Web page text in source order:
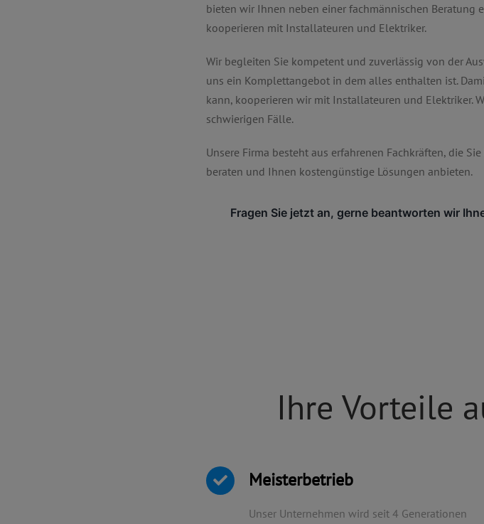
bieten wir Ihnen neben einer fachmännischen Beratung
kooperieren mit Installateuren und Elektriker.
Wir begleiten Sie kompetent und zuverlässig von der
uns ein Komplettangebot in dem alles enthalten ist.
kann, kooperieren wir mit Installateuren und Elektriker.
schwierigen Fälle.
Unsere Firma besteht aus erfahrenen Fachkräften, die
beraten und Ihnen kostengünstige Lösungen anbieten.
Fragen Sie jetzt an, gerne beantworten wir
Ihre Vorteile
Meisterbetrieb
Unser Unternehmen wird seit 4 Generationen